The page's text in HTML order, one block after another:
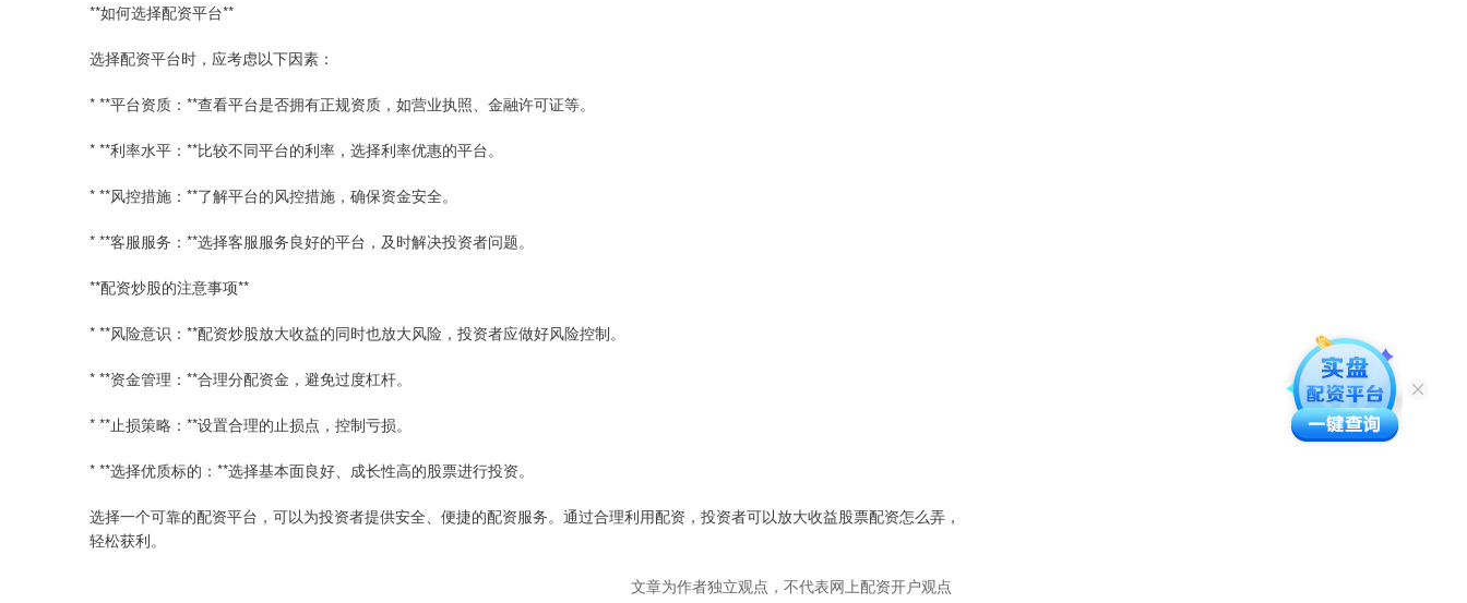
**如何选择配资平台**
选择配资平台时，应考虑以下因素：
* **平台资质：**查看平台是否拥有正规资质，如营业执照、金融许可证等。
* **利率水平：**比较不同平台的利率，选择利率优惠的平台。
* **风控措施：**了解平台的风控措施，确保资金安全。
* **客服服务：**选择客服服务良好的平台，及时解决投资者问题。
**配资炒股的注意事项**
* **风险意识：**配资炒股放大收益的同时也放大风险，投资者应做好风险控制。
* **资金管理：**合理分配资金，避免过度杠杆。
* **止损策略：**设置合理的止损点，控制亏损。
* **选择优质标的：**选择基本面良好、成长性高的股票进行投资。
选择一个可靠的配资平台，可以为投资者提供安全、便捷的配资服务。通过合理利用配资，投资者可以放大收益股票配资怎么弄，
轻松获利。
文章为作者独立观点，不代表网上配资开户观点